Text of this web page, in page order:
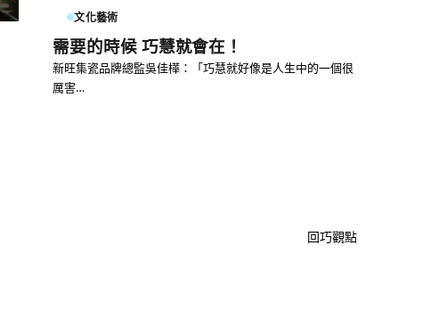
文化藝術
需要的時候 巧慧就會在！
新旺集瓷品牌總監吳佳樺：「巧慧就好像是人生中的一個很
厲害…
回巧觀點